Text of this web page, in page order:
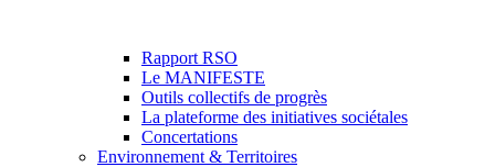
Rapport RSO
Le MANIFESTE
Outils collectifs de progrès
La plateforme des initiatives sociétales
Concertations
Environnement & Territoires